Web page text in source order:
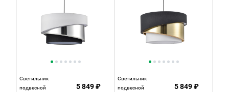
Светильник
подвесной
5 849 ₽
Светильник
подвесной
5 849 ₽